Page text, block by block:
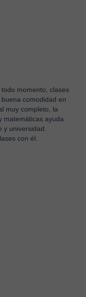
momento, clases
comodidad en
muy completo, la
matemáticas ayuda
universidad.
con él.